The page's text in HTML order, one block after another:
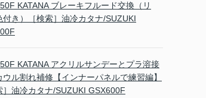
KATANA ブレーキフルード交換（リ
付き）［検索］油冷カタナ/SUZUKI
KATANA アクリルサンデーとプラ溶接
ウル割れ補修【インナーパネルで練習編】
］油冷カタナ/SUZUKI GSX600F